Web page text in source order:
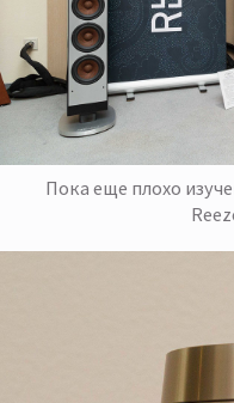
Пока еще плохо